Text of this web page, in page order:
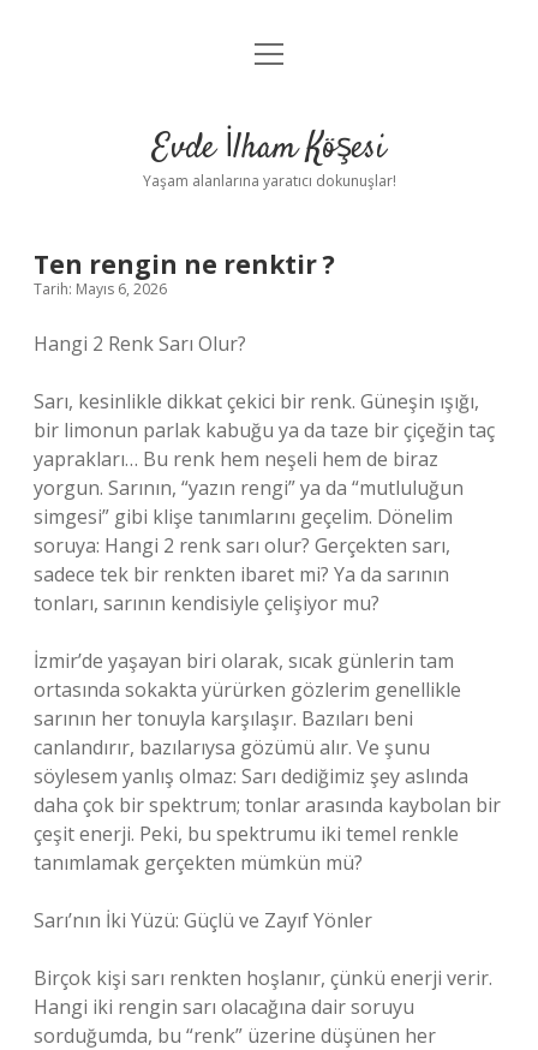
Anasayfa
Yasal Uyarı
menüyü
Evde İlham Köşesi
Yaşam alanlarına yaratıcı dokunuşlar!
Ten rengin ne renktir ?
Tarih: Mayıs 6, 2026
Hangi 2 Renk Sarı Olur?
Sarı, kesinlikle dikkat çekici bir renk. Güneşin ışığı,
bir limonun parlak kabuğu ya da taze bir çiçeğin taç
yaprakları… Bu renk hem neşeli hem de biraz
yorgun. Sarının, “yazın rengi” ya da “mutluluğun
simgesi” gibi klişe tanımlarını geçelim. Dönelim
soruya: Hangi 2 renk sarı olur? Gerçekten sarı,
sadece tek bir renkten ibaret mi? Ya da sarının
tonları, sarının kendisiyle çelişiyor mu?
İzmir’de yaşayan biri olarak, sıcak günlerin tam
ortasında sokakta yürürken gözlerim genellikle
sarının her tonuyla karşılaşır. Bazıları beni
canlandırır, bazılarıysa gözümü alır. Ve şunu
söylesem yanlış olmaz: Sarı dediğimiz şey aslında
daha çok bir spektrum; tonlar arasında kaybolan bir
çeşit enerji. Peki, bu spektrumu iki temel renkle
tanımlamak gerçekten mümkün mü?
Sarı’nın İki Yüzü: Güçlü ve Zayıf Yönler
Birçok kişi sarı renkten hoşlanır, çünkü enerji verir.
Hangi iki rengin sarı olacağına dair soruyu
sorduğumda, bu “renk” üzerine düşünen her